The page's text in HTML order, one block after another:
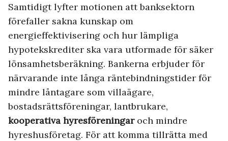
Samtidigt lyfter motionen att banksektorn
förefaller sakna kunskap om
energieffektivisering och hur lämpliga
hypotekskrediter ska vara utformade för säker
lönsamhetsberäkning. Bankerna erbjuder för
närvarande inte långa räntebindningstider för
mindre låntagare som villaägare,
bostadsrättsföreningar, lantbrukare,
kooperativa hyresföreningaroch mindre
hyreshusföretag. För att komma tillrätta med